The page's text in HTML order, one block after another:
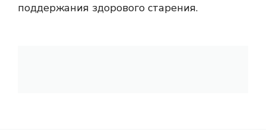
поддержания здорового старения.